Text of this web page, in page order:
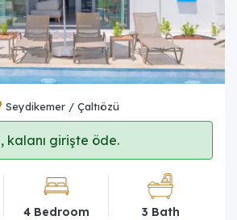
Seydikemer / Çaltıözü
kalanı girişte öde.
4 Bedroom 3 Bath